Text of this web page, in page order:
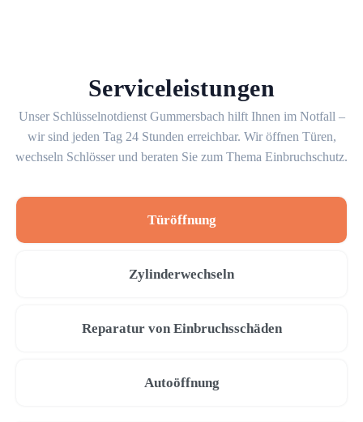
Serviceleistungen
Unser Schlüsselnotdienst Gummersbach hilft Ihnen im Notfall –
wir sind jeden Tag 24 Stunden erreichbar. Wir öffnen Türen,
wechseln Schlösser und beraten Sie zum Thema Einbruchschutz.
Türöffnung
Zylinderwechseln
Reparatur von Einbruchsschäden
Autoöffnung